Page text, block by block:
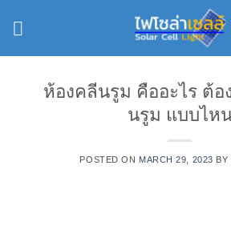
ห้องคลีนรูม คืออะไร ต้อ
นรูม แบบไห
POSTED ON MARCH 29, 2023 BY